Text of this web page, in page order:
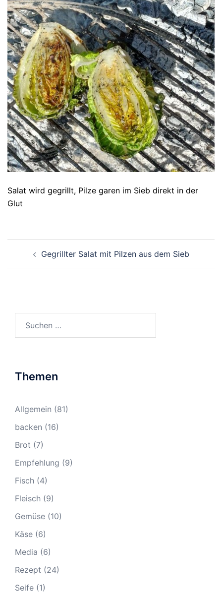
Salat wird gegrillt, Pilze garen im Sieb direkt in der
Glut
Gegrillter Salat mit Pilzen aus dem Sieb
Themen
Allgemein (81)
backen (16)
Brot (7)
Empfehlung (9)
Fisch (4)
Fleisch (9)
Gemüse (10)
Käse (6)
Media (6)
Rezept (24)
Seife (1)